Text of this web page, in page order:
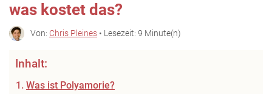
was kostet das?
Von: Chris Pleines • Lesezeit: 9 Minute(n)
Inhalt:
Was ist Polyamorie?